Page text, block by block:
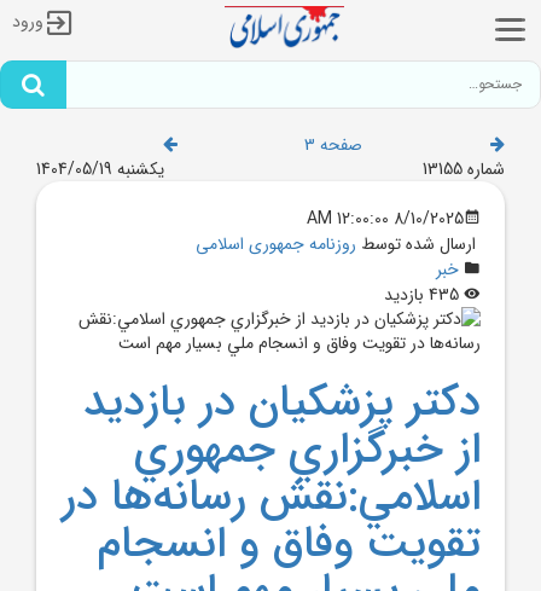
ورود
صفحه 3
شماره 13155
یکشنبه 1404/05/19
8/10/2025 12:00:00 AM
ارسال شده توسط روزنامه جمهوری اسلامی
خبر
دکتر پزشکيان در بازديد
از خبرگزاري جمهوري
اسلامي:نقش رسانه‌ها در
تقويت وفاق و انسجام